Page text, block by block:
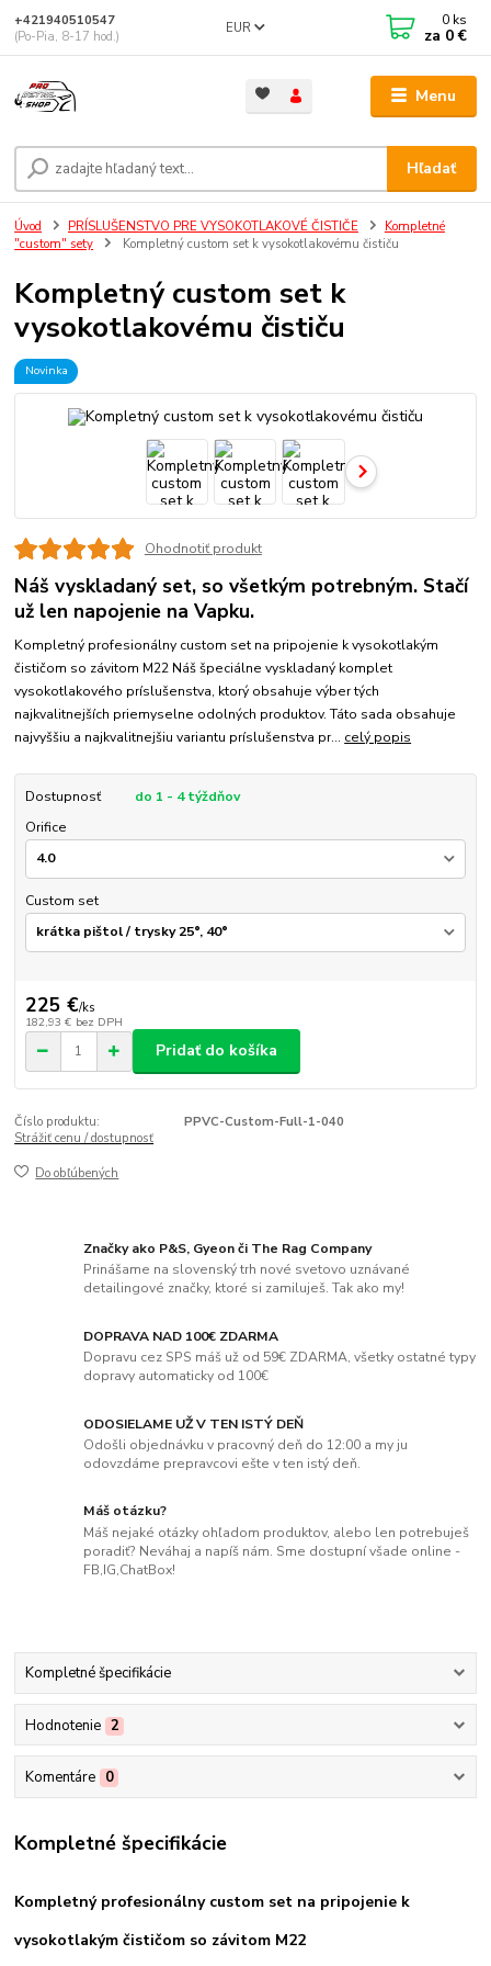
Menu
EUR
Hľadať
+421940510547
(Po-Pia, 8-17 hod.)
0 ks
za 0 €
Úvod PRÍSLUŠENSTVO PRE VYSOKOTLAKOVÉ ČISTIČE
Kompletné
"custom" sety
Kompletný custom set k vysokotlakovému čističu
Kompletný custom set k
vysokotlakovému čističu
Novinka
Ohodnotiť produkt
Náš vyskladaný set, so všetkým potrebným. Stačí
už len napojenie na Vapku.
Kompletný profesionálny custom set na pripojenie k vysokotlakým
čističom so závitom M22 Náš špeciálne vyskladaný komplet
vysokotlakového príslušenstva, ktorý obsahuje výber tých
najkvalitnejších priemyselne odolných produktov. Táto sada obsahuje
najvyššiu a najkvalitnejšiu variantu príslušenstva pr... celý popis
Dostupnosť
do 1 - 4 týždňov
Orifice
Custom set
225 €/ks
182,93 € bez DPH
Pridať do košíka
Číslo produktu:
PPVC-Custom-Full-1-040
Strážiť cenu / dostupnosť
Do obľúbených
Značky ako P&S, Gyeon či The Rag Company
Prinášame na slovenský trh nové svetovo uznávané
detailingové značky, ktoré si zamiluješ. Tak ako my!
DOPRAVA NAD 100€ ZDARMA
Dopravu cez SPS máš už od 59€ ZDARMA, všetky ostatné typy
dopravy automaticky od 100€
ODOSIELAME UŽ V TEN ISTÝ DEŇ
Odošli objednávku v pracovný deň do 12:00 a my ju
odovzdáme prepravcovi ešte v ten istý deň.
Máš otázku?
Máš nejaké otázky ohľadom produktov, alebo len potrebuješ
poradiť? Neváhaj a napíš nám. Sme dostupní všade online -
FB,IG,ChatBox!
Kompletné špecifikácie
Hodnotenie 2
Komentáre 0
Kompletné špecifikácie
Kompletný profesionálny custom set na pripojenie k
vysokotlakým čističom so závitom M22